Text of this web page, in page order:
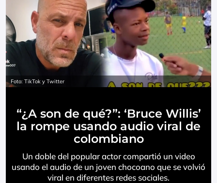
Foto: TikTok y Twitter
“¿A son de qué?”: ‘Bruce Willis’
la rompe usando audio viral de
colombiano
Un doble del popular actor compartió un video
usando el audio de un joven chocoano que se volvió
viral en diferentes redes sociales.